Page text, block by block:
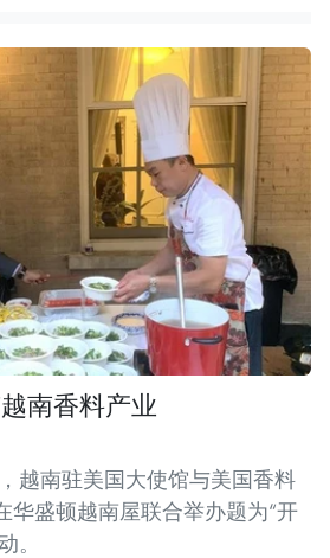
南香料产业
越南驻美国大使馆与美国香料
华盛顿越南屋联合举办题为“开
。